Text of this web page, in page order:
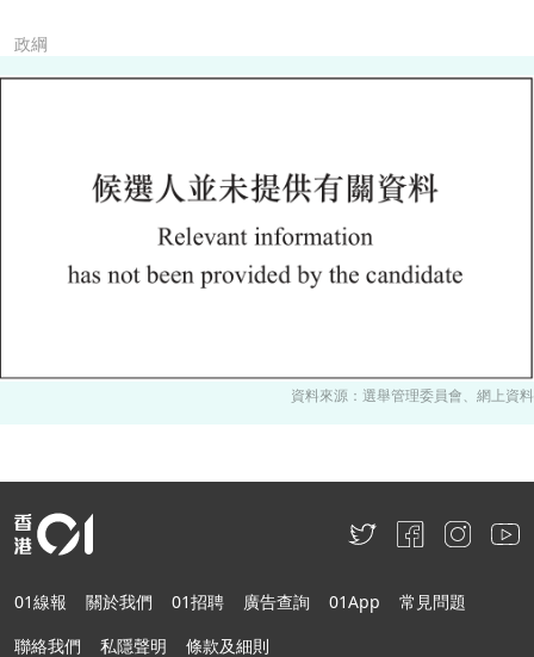
政綱
資料來源：選舉管理委員會、網上資料
01線報 關於我們 01招聘 廣告查詢 01App
常見問題
聯絡我們
私隱聲明 條款及細則